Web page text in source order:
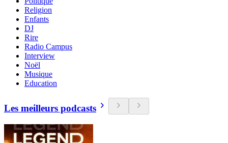
Religion
Enfants
DJ
Rire
Radio Campus
Interview
Noël
Musique
Education
Les meilleurs podcasts